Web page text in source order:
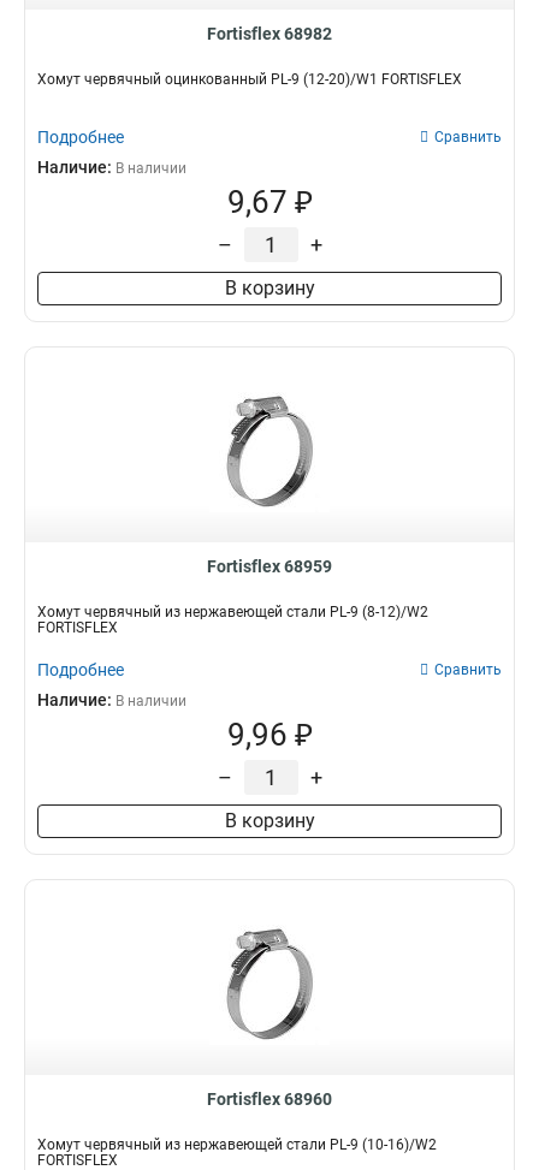
Fortisflex 68982
Хомут червячный оцинкованный PL-9 (12-20)/W1 FORTISFLEX
Подробнее Сравнить
Наличие: В наличии
9,67 ₽
– +
В корзину
Fortisflex 68959
Хомут червячный из нержавеющей стали PL-9 (8-12)/W2
FORTISFLEX
Подробнее Сравнить
Наличие: В наличии
9,96 ₽
– +
В корзину
Fortisflex 68960
Хомут червячный из нержавеющей стали PL-9 (10-16)/W2
FORTISFLEX